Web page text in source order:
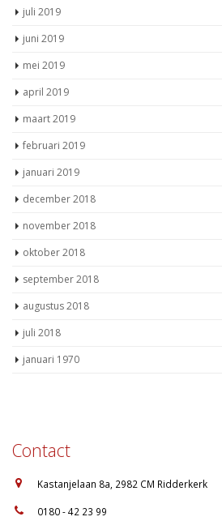
juli 2019
juni 2019
mei 2019
april 2019
maart 2019
februari 2019
januari 2019
december 2018
november 2018
oktober 2018
september 2018
augustus 2018
juli 2018
januari 1970
Contact
Kastanjelaan 8a, 2982 CM Ridderkerk
0180 - 42 23 99